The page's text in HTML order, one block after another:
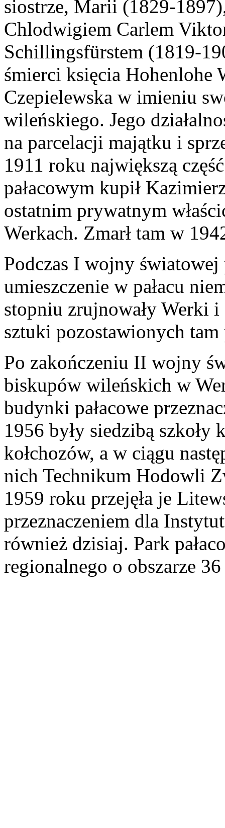
siostrze, Marii (1829-
Chlodwigiem Carlem
Schillingsfürstem (1819-
śmierci księcia Hohenlohe
Czepielewska w imieniu
wileńskiego. Jego
na parcelacji majątku i
1911 roku największą
pałacowym kupił
ostatnim prywatnym
Werkach. Zmarł tam w
Podczas I wojny
umieszczenie w pałacu
stopniu zrujnowały Werki i
sztuki pozostawionych
Po zakończeniu II wojny
biskupów wileńskich w
budynki pałacowe
1956 były siedzibą szkoły
kołchozów, a w ciągu
nich Technikum Hodowli
1959 roku przejęła je
przeznaczeniem dla
również dzisiaj. Park
regionalnego o obszarze